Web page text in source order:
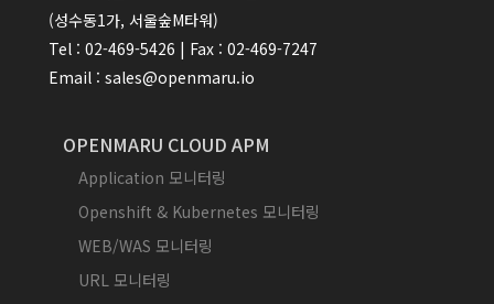
(성수동1가, 서울숲M타워)
Tel : 02-469-5426 | Fax : 02-469-7247
Email : sales@openmaru.io
OPENMARU CLOUD APM
Application 모니터링
Openshift & Kubernetes 모니터링
WEB/WAS 모니터링
URL 모니터링